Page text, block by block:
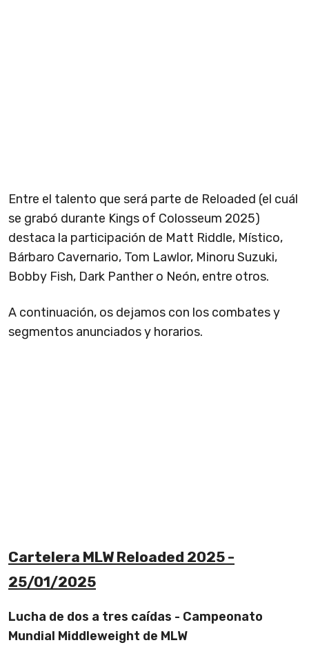
Entre el talento que será parte de Reloaded (el cuál
se grabó durante Kings of Colosseum 2025)
destaca la participación de Matt Riddle, Místico,
Bárbaro Cavernario, Tom Lawlor, Minoru Suzuki,
Bobby Fish, Dark Panther o Neón, entre otros.
A continuación, os dejamos con los combates y
segmentos anunciados y horarios.
Cartelera MLW Reloaded 2025 -
25/01/2025
Lucha de dos a tres caídas - Campeonato
Mundial Middleweight de MLW